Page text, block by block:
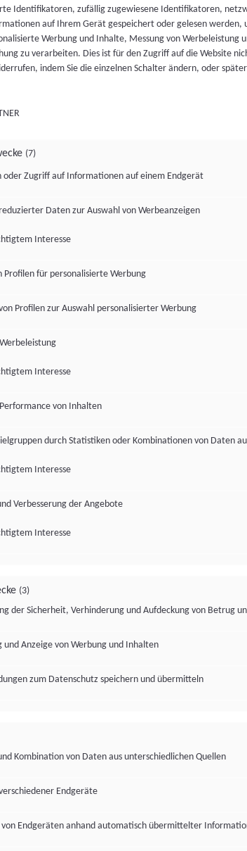
Identifikatoren, zufällig zugewiesene Identifikatoren,
auf Ihrem Gerät gespeichert oder gelesen werden,
Werbung und Inhalte, Messung von Werbeleistung
zu verarbeiten. Dies ist für den Zugriff auf die Website
indem Sie die einzelnen Schalter ändern, oder
(7)
oder Zugriff auf Informationen auf einem Endgerät
Daten zur Auswahl von Werbeanzeigen
Interesse
Profilen für personalisierte Werbung
Profilen zur Auswahl personalisierter Werbung
Interesse
von Inhalten
durch Statistiken oder Kombinationen von Daten
Interesse
Verbesserung der Angebote
Interesse
(3)
der Sicherheit, Verhinderung und Aufdeckung von Betrug
und Anzeige von Werbung und Inhalten
zum Datenschutz speichern und übermitteln
Kombination von Daten aus unterschiedlichen Quellen
Endgeräte
Endgeräten anhand automatisch übermittelter